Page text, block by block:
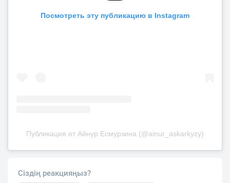
Посмотреть эту публикацию в Instagram
Публикация от Айнур Есмурзина (@ainur_askarkyzy)
Сіздің реакцияңыз?